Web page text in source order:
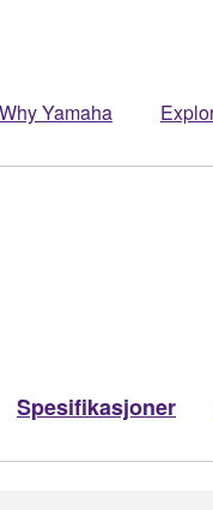
Why Yamaha
Spesifikasjoner